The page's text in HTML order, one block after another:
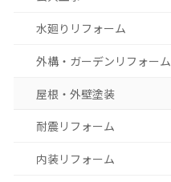
水廻りリフォーム
外構・ガーデンリフォーム
屋根・外壁塗装
耐震リフォーム
内装リフォーム